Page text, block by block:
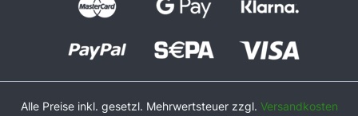
Alle Preise inkl. gesetzl. Mehrwertsteuer zzgl. Versandkosten